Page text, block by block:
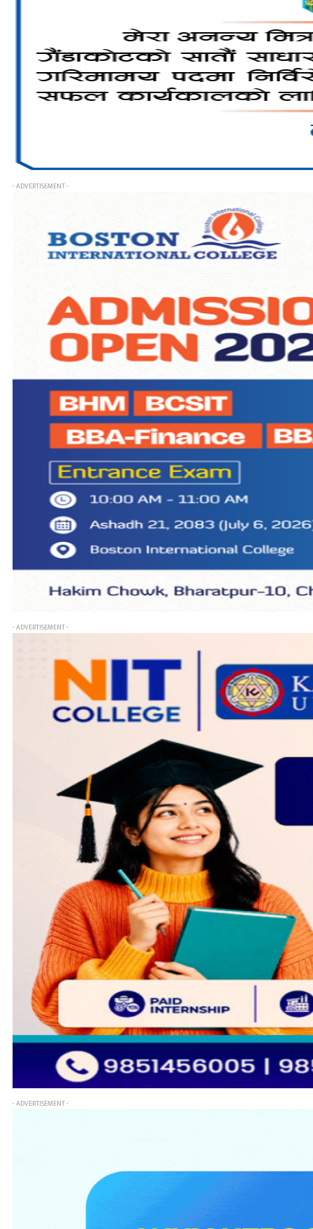
- ADVERTISEMENT -
- ADVERTISEMENT -
- ADVERTISEMENT -